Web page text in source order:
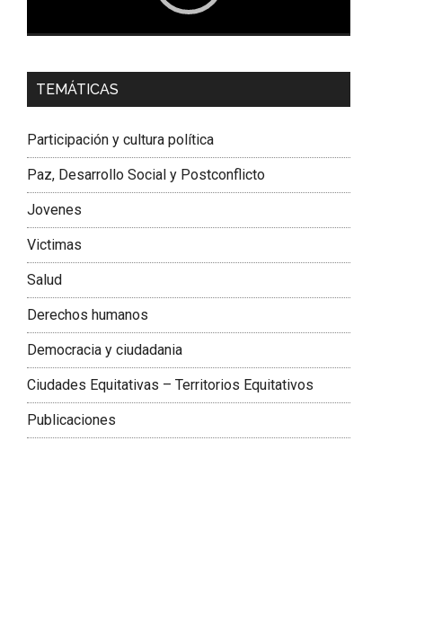
Dra. Carolina Corcho Mejía,
Latinoamericana Sur, Vicepresidenta Federación
TEMÁTICAS
Participación y cultura política
Paz, Desarrollo Social y Postconflicto
Jovenes
Victimas
Salud
Derechos humanos
Democracia y ciudadania
Ciudades Equitativas – Territorios Equitativos
Publicaciones